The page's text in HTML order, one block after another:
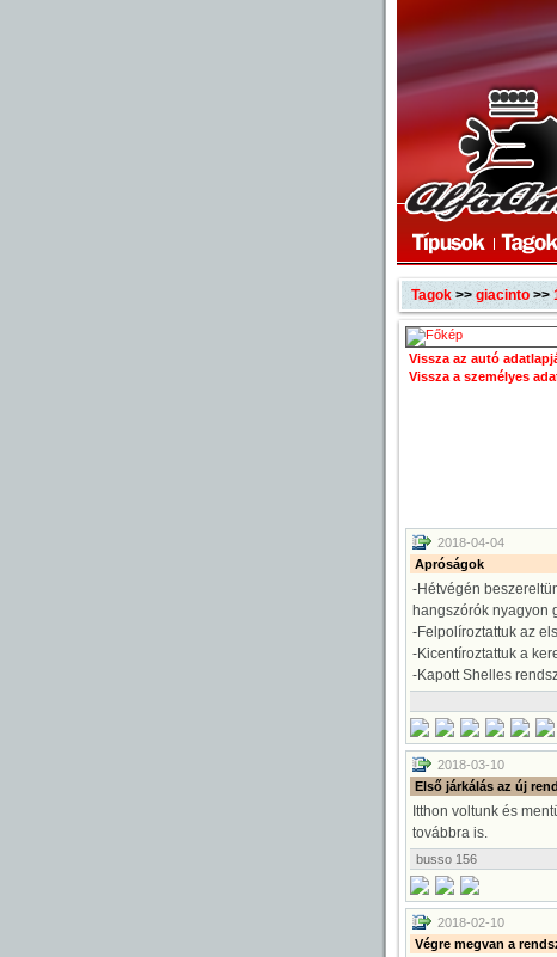
Tagok>> giacinto>>
Vissza az autó
Vissza a személyes
2018-04-04
Apróságok
-Hétvégén
hangszórók nyagyon
-Felpolíroztattuk az
-Kicentíroztattuk a
-Kapott Shelles
2018-03-10
Első járkálás az új
Itthon voltunk és
továbbra is.
busso 156
2018-02-10
Végre megvan a